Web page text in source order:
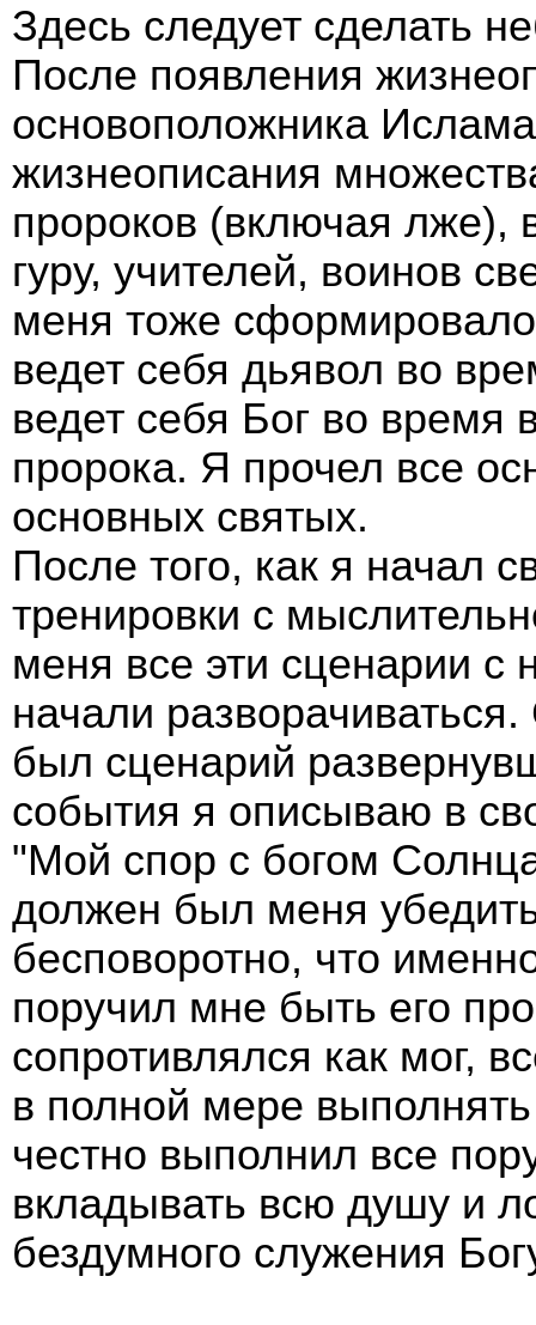
Здесь следует сделать
После появления
основоположника
жизнеописания
пророков (включая лже),
гуру, учителей, воинов
меня тоже
ведет себя дьявол во
ведет себя Бог во время
пророка. Я прочел все
основных святых.
После того, как я начал
тренировки с
меня все эти сценарии с
начали
был сценарий
события я описываю в
"Мой спор с богом
должен был меня
бесповоротно, что
поручил мне быть его
сопротивлялся как мог,
в полной мере
честно выполнил все
вкладывать всю душу и
бездумного служения